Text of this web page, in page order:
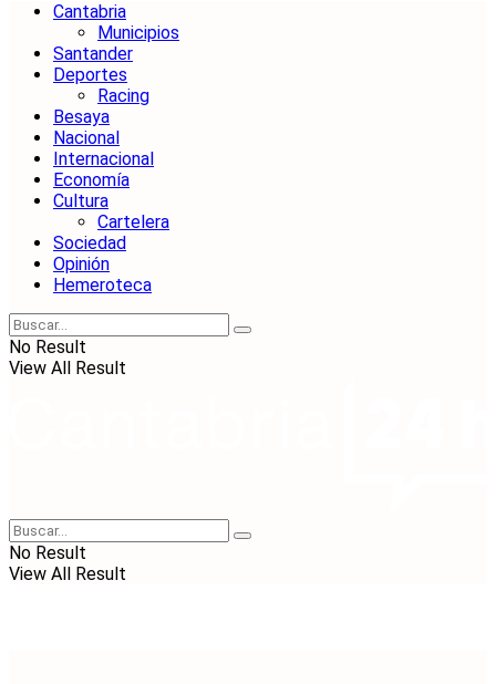
Cantabria
Municipios
Santander
Deportes
Racing
Besaya
Nacional
Internacional
Economía
Cultura
Cartelera
Sociedad
Opinión
Hemeroteca
No Result
View All Result
No Result
View All Result